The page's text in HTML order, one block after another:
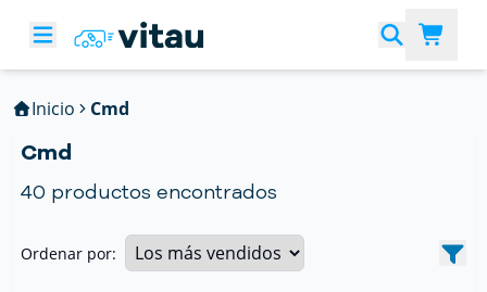
Inicio Cmd
Cmd
40 productos encontrados
Ordenar por: